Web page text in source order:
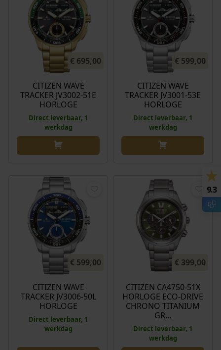
€ 695,00
CITIZEN WAVE
TRACKER JV3002-51E
HORLOGE
Direct leverbaar, 1
werkdag
€ 599,00
CITIZEN WAVE
TRACKER JV3001-53E
HORLOGE
Direct leverbaar, 1
werkdag
€ 599,00
CITIZEN WAVE
TRACKER JV3006-50L
HORLOGE
Direct leverbaar, 1
werkdag
€ 399,00
CITIZEN CA4750-51X
HORLOGE ECO-DRIVE
CHRONO TITANIUM
GR…
Direct leverbaar, 1
werkdag
9.3